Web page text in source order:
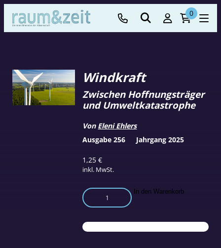
0
Windkraft
1,25€
inkl. MwSt.
Zwischen Hoffnungsträger
und Umweltkatastrophe
Von Eleni Ehlers
Windkraft
Menge
In den Warenkorb
Ausgabe 256 Jahrgang 2025